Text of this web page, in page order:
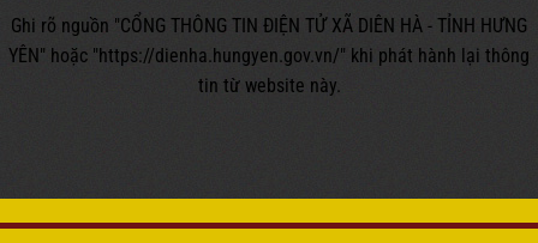
Ghi rõ nguồn "CỔNG THÔNG TIN ĐIỆN TỬ XÃ DIÊN HÀ - TỈNH HƯNG
YÊN" hoặc "https://dienha.hungyen.gov.vn/" khi phát hành lại thông
tin từ website này.